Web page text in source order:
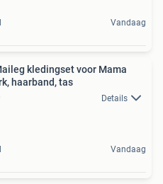
Vandaag
kledingset voor Mama
haarband, tas
Details
Vandaag